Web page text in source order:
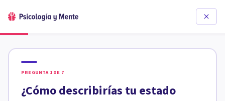
PREGUNTA 1 DE 7
¿Cómo describirías tu estado